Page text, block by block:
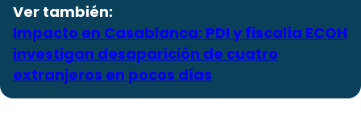
Ver también:
Impacto en Casablanca: PDI y fiscalía ECOH
investigan desaparición de cuatro
extranjeros en pocos días